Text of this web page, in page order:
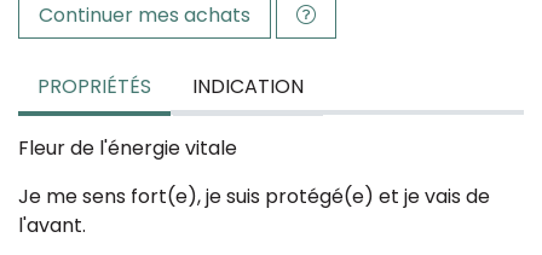
Continuer mes achats
PROPRIÉTÉS INDICATION
Fleur de l'énergie vitale
Je me sens fort(e), je suis protégé(e) et je vais de
l'avant.